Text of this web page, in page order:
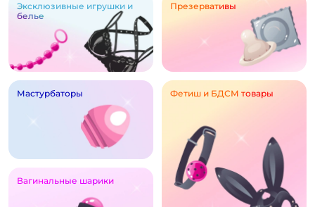
Эксклюзивные игрушки и
белье
Презервативы
Мастурбаторы
Вагинальные шарики
Фетиш и БДСМ товары